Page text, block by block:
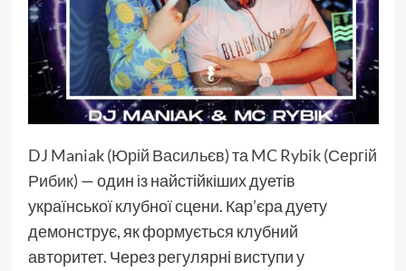
DJ Maniak (Юрій Васильєв)та MC Rybik (Сергій
Рибик) — один із найстійкіших дуетів
української клубної сцени. Кар’єра дуету
демонструє, як формується клубний
авторитет. Через регулярні виступи у